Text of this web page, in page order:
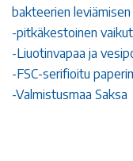
bakteerien
-pitkäkestoinen
-Liuotinvapaa ja
-FSC-serifioitu
-Valmistusmaa Saksa